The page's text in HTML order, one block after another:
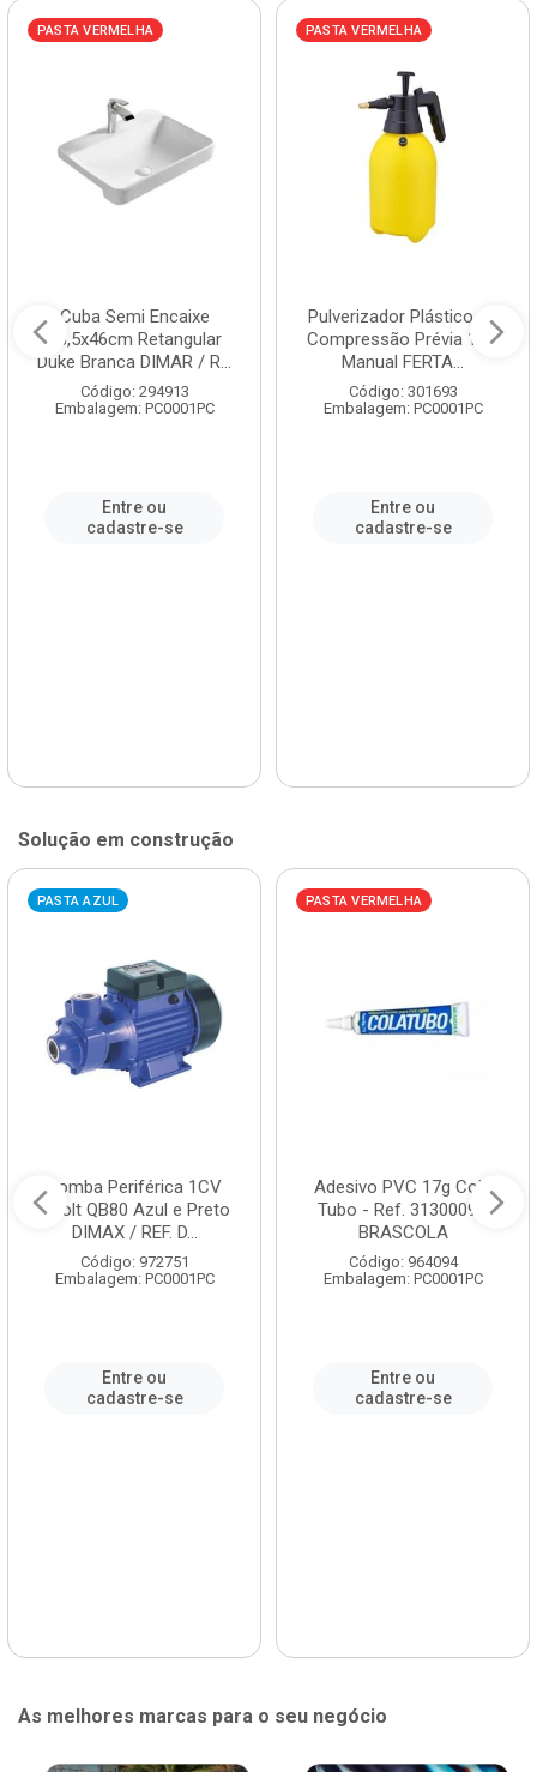
PASTA VERMELHA
Cuba Semi Encaixe
58,5x46cm Retangular
Duke Branca DIMAR / R...
Código: 294913
Embalagem: PC0001PC
Entre ou
cadastre-se
PASTA VERMELHA
Pulverizador Plástico de
Compressão Prévia 1,5L
Manual FERTA...
Código: 301693
Embalagem: PC0001PC
Entre ou
cadastre-se
Solução em construção
PASTA AZUL
Bomba Periférica 1CV
Bivolt QB80 Azul e Preto
DIMAX / REF. D...
Código: 972751
Embalagem: PC0001PC
Entre ou
cadastre-se
PASTA VERMELHA
Adesivo PVC 17g Cola
Tubo - Ref. 3130009 -
BRASCOLA
Código: 964094
Embalagem: PC0001PC
Entre ou
cadastre-se
As melhores marcas para o seu negócio